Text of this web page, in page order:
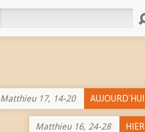
Matthieu 17, 14-20 AUJOURD'HUI
Matthieu 16, 24-28 HIER